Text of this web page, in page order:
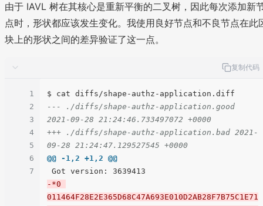
由于 IAVL 树在其核心是重新平衡的二叉树，因此每次添加新
点时，形状都应该发生变化。我使用良好节点和不良节点在此
块上的形状之间的差异验证了这一点。
复制代码
1
2
3
4
5
6
7
--- ./diffs/shape-authz-application.good
2021-09-28 21:24:46.733497072 +0000
+++ ./diffs/shape-authz-application.bad 2021-
09-28 21:24:47.129527545 +0000
@@ -1,2 +1,2 @@
-*0
011464F28E2E365D68C47A693E010D2AB28F7B75C1E71